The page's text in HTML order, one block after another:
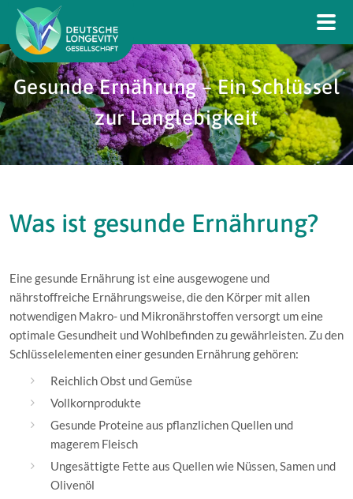
Gesunde Ernährung – Ein Schlüssel
zur Langlebigkeit
Was ist gesunde Ernährung?
Eine gesunde Ernährung ist eine ausgewogene und
nährstoffreiche Ernährungsweise, die den Körper mit allen
notwendigen Makro- und Mikronährstoffen versorgt um eine
optimale Gesundheit und Wohlbefinden zu gewährleisten. Zu den
Schlüsselelementen einer gesunden Ernährung gehören:
Reichlich Obst und Gemüse
Vollkornprodukte
Gesunde Proteine aus pflanzlichen Quellen und
magerem Fleisch
Ungesättigte Fette aus Quellen wie Nüssen, Samen und
Olivenöl